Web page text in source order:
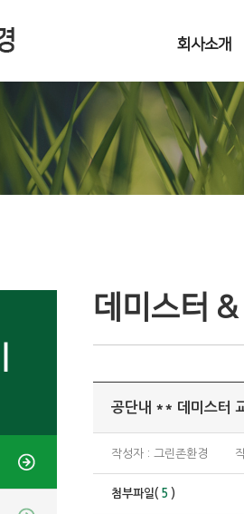
회사소개
데미스터 &
공단내 ** 데미스터
작성자 : 그린존환경
첨부파일( 5 )